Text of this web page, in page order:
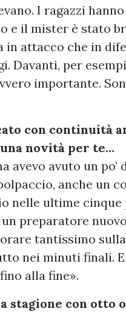
I ragazzi
e il mister è stato
in attacco che in
Davanti, per
importante.
con continuità
novità per te…
avevo avuto un po’
anche un
nelle ultime cinque
preparatore
tantissimo
nei minuti finali.
alla fine».
stagione con otto